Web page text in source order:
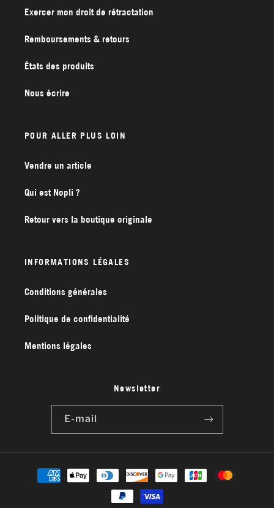
Exercer mon droit de rétractation
Remboursements & retours
États des produits
Nous écrire
POUR ALLER PLUS LOIN
Vendre un article
Qui est Nopli ?
Retour vers la boutique originale
INFORMATIONS LÉGALES
Conditions générales
Politique de confidentialité
Mentions légales
Newsletter
E-mail
Moyens